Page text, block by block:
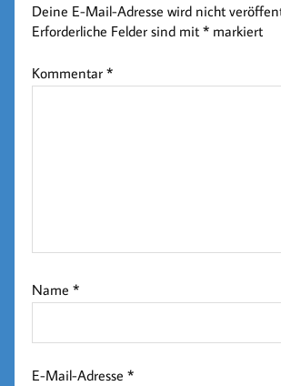
Deine E-Mail-Adresse wird nicht
Erforderliche Felder sind mit* markiert
Kommentar*
Name*
E-Mail-Adresse*